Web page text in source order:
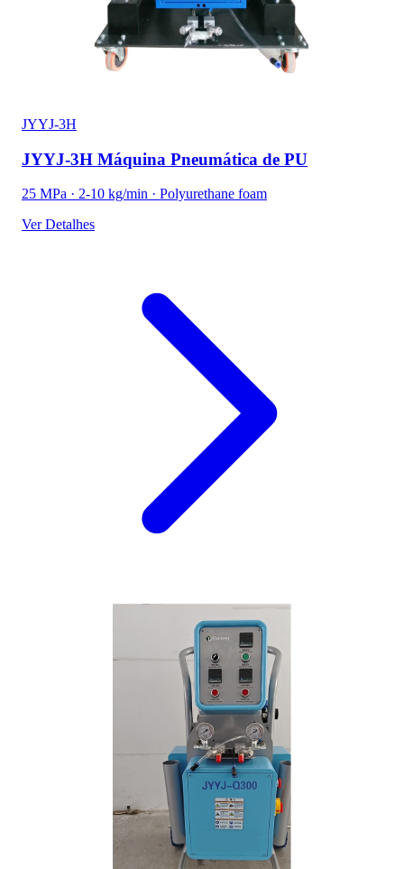
JYYJ-3H
JYYJ-3H Máquina Pneumática de PU
25 MPa · 2-10 kg/min · Polyurethane foam
Ver Detalhes